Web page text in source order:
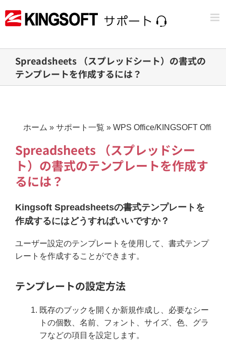
to
Spreadsheets （スプレッドシート）の書式の
テンプレートを作成するには？
ホーム » サポート一覧 » WPS Office/KINGSOFT Office
Spreadsheets （スプレッドシー
ト）の書式のテンプレートを作成す
るには？
Kingsoft Spreadsheetsの書式テンプレートを
作成するにはどうすればいいですか？
ユーザー設定のテンプレートを使用して、書式テンプ
レートを作成することができます。
テンプレートの設定方法
既存のブックを開くか新規作成し、必要なシー
トの個数、名前、フォント、サイズ、色、グラ
フなどの項目を設定します。